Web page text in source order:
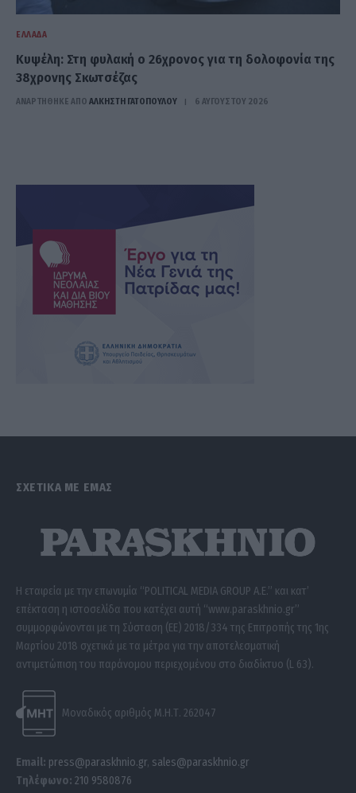
ΕΛΛΆΔΑ
Κυψέλη: Στη φυλακή ο 26χρονος για τη δολοφονία της
38χρονης Σκωτσέζας
ΑΝΑΡΤΗΘΗΚΕ ΑΠΟ ΆΛΚΗΣΤΗ ΓΑΤΟΠΟΎΛΟΥ 6 ΑΥΓΟΎΣΤΟΥ 2026
ΣΧΕΤΙΚΑ ΜΕ ΕΜΑΣ
Η εταιρεία με την επωνυμία “POLITICAL MEDIA GROUP A.E.” και κατ’
επέκταση η ιστοσελίδα που κατέχει αυτή “www.paraskhnio.gr”
συμμορφώνονται με τη Σύσταση (ΕΕ) 2018/334 της Επιτροπής της 1ης
Μαρτίου 2018 σχετικά με τα μέτρα για την αποτελεσματική
αντιμετώπιση του παράνομου περιεχομένου στο διαδίκτυο (L 63).
Μοναδικός αριθμός Μ.Η.Τ. 262047
Email: press@paraskhnio.gr, sales@paraskhnio.gr
Τηλέφωνο: 210 9580876